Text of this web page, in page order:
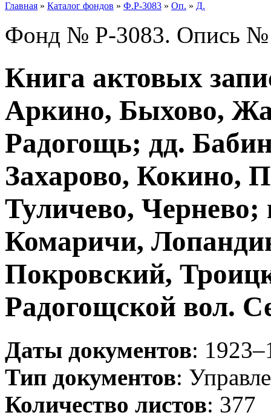
Главная » Каталог фондов » Ф.Р-3083 » Оп. » Д.
Фонд № Р-3083. Опись
Книга актовых
Аркино, Быхово,
Радогощь; дд.
Захарово, Кокино,
Туличево, Чернево;
Комаричи,
Покровский,
Радогощской вол.
Даты документов:
Тип документов:
Количество листов: 377